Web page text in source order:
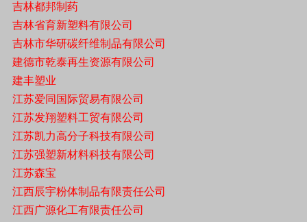
吉林都邦制药
吉林省育新塑料有限公司
吉林市华研碳纤维制品有限公司
建德市乾泰再生资源有限公司
建丰塑业
江苏爱同国际贸易有限公司
江苏发翔塑料工贸有限公司
江苏凯力高分子科技有限公司
江苏强塑新材料科技有限公司
江苏森宝
江西辰宇粉体制品有限责任公司
江西广源化工有限责任公司